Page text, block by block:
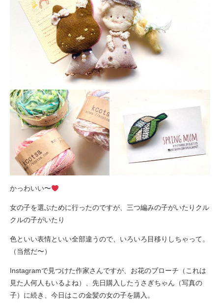
かっわいい〜
女の子を選ぶために行ったのですが、三つ編みの子がいたりクル
クルの子がいたり
色といい表情といい全部違うので、いろいろ目移りしちゃって。
（当然だ〜）
Instagramで見つけた作家さんですが、お花のブローチ（これは
見た人何人もいるよね）、先日購入したうさぎちゃん（写真の
子）に続き、今日はこの金髪の女の子を購入。